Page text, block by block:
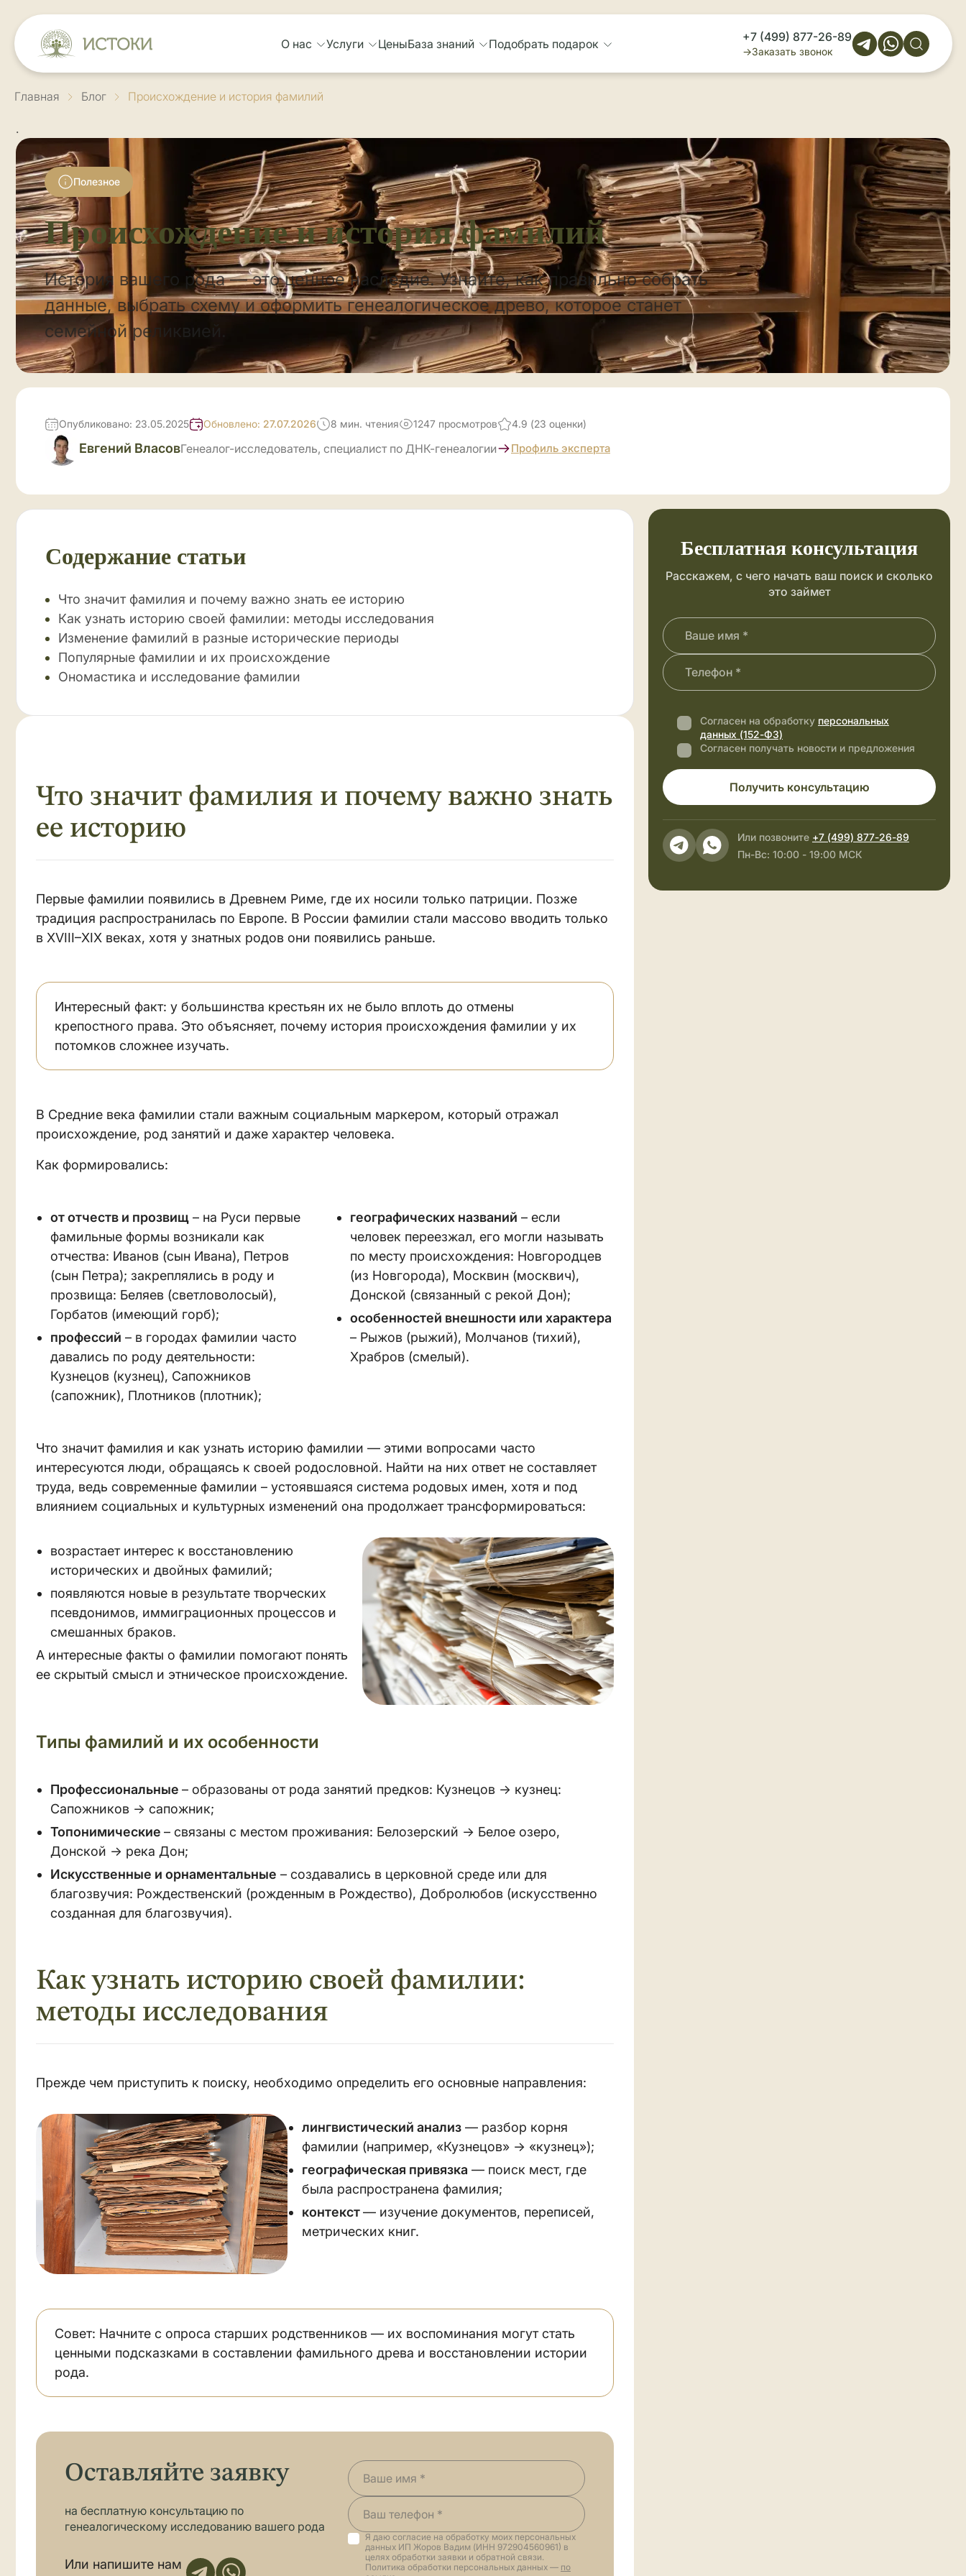
О нас Услуги ЦеныБаза знаний Подобрать подарок +7 (499) 877-26-89
Заказать звонок
Главная Блог Происхождение и история фамилий
.
Полезное
Происхождение и история фамилий
История вашего рода — это ценное наследие. Узнайте, как правильно собрать
данные, выбрать схему и оформить генеалогическое древо, которое станет
семейной реликвией.
Опубликовано: 23.05.2025 Обновлено: 27.07.2026 8 мин. чтения 1247 просмотров 4.9 (23 оценки)
Евгений ВласовГенеалог-исследователь, специалист по ДНК-генеалогии Профиль эксперта
Содержание статьи
Что значит фамилия и почему важно знать ее историю
Как узнать историю своей фамилии: методы исследования
Изменение фамилий в разные исторические периоды
Популярные фамилии и их происхождение
Ономастика и исследование фамилии
Что значит фамилия и почему важно знать
ее историю
Первые фамилии появились в Древнем Риме, где их носили только патриции. Позже
традиция распространилась по Европе. В России фамилии стали массово вводить только
в XVIII–XIX веках, хотя у знатных родов они появились раньше.
Интересный факт: у большинства крестьян их не было вплоть до отмены
крепостного права. Это объясняет, почему история происхождения фамилии у их
потомков сложнее изучать.
В Средние века фамилии стали важным социальным маркером, который отражал
происхождение, род занятий и даже характер человека.
Как формировались:
от отчеств и прозвищ – на Руси первые
фамильные формы возникали как
отчества: Иванов (сын Ивана), Петров
(сын Петра); закреплялись в роду и
прозвища: Беляев (светловолосый),
Горбатов (имеющий горб);
профессий – в городах фамилии часто
давались по роду деятельности:
Кузнецов (кузнец), Сапожников
(сапожник), Плотников (плотник);
географических названий – если
человек переезжал, его могли называть
по месту происхождения: Новгородцев
(из Новгорода), Москвин (москвич),
Донской (связанный с рекой Дон);
особенностей внешности или характера
– Рыжов (рыжий), Молчанов (тихий),
Храбров (смелый).
Что значит фамилия и как узнать историю фамилии — этими вопросами часто
интересуются люди, обращаясь к своей родословной. Найти на них ответ не составляет
труда, ведь современные фамилии – устоявшаяся система родовых имен, хотя и под
влиянием социальных и культурных изменений она продолжает трансформироваться:
возрастает интерес к восстановлению
исторических и двойных фамилий;
появляются новые в результате творческих
псевдонимов, иммиграционных процессов и
смешанных браков.
А интересные факты о фамилии помогают понять
ее скрытый смысл и этническое происхождение.
Типы фамилий и их особенности
Профессиональные – образованы от рода занятий предков: Кузнецов → кузнец:
Сапожников → сапожник;
Топонимические – связаны с местом проживания: Белозерский → Белое озеро,
Донской → река Дон;
Искусственные и орнаментальные – создавались в церковной среде или для
благозвучия: Рождественский (рожденным в Рождество), Добролюбов (искусственно
созданная для благозвучия).
Как узнать историю своей фамилии:
методы исследования
Прежде чем приступить к поиску, необходимо определить его основные направления:
лингвистический анализ — разбор корня
фамилии (например, «Кузнецов» → «кузнец»);
географическая привязка — поиск мест, где
была распространена фамилия;
контекст— изучение документов, переписей,
метрических книг.
Совет: Начните с опроса старших родственников — их воспоминания могут стать
ценными подсказками в составлении фамильного древа и восстановлении истории
рода.
Оставляйте заявку
на бесплатную консультацию по
генеалогическому исследованию вашего рода
Или напишите нам
Я даю согласие на обработку моих персональных
данных ИП Жоров Вадим (ИНН 972904560961) в
целях обработки заявки и обратной связи.
Политика обработки персональных данных — по
Бесплатная консультация
Расскажем, с чего начать ваш поиск и сколько
это займет
Согласен на обработку персональных
данных (152-ФЗ)
Согласен получать новости и предложения
Получить консультацию
Или позвоните +7 (499) 877-26-89
Пн-Вс: 10:00 - 19:00 МСК